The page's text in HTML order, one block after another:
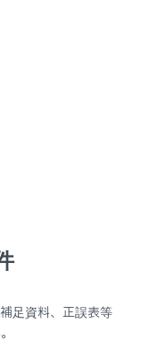
足資料、正誤表等